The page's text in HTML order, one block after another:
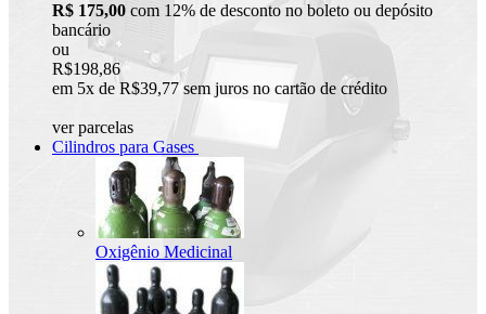
R$ 175,00 com 12% de desconto no boleto ou depósito
bancário
ou
R$198,86
em 5x de R$39,77 sem juros no cartão de crédito
ver parcelas
Cilindros para Gases
Oxigênio Medicinal